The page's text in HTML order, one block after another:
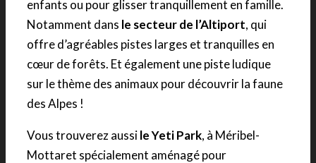
enfants ou pour glisser tranquillement en famille.
Notamment dans le secteur de l’Altiport, qui
offre d’agréables pistes larges et tranquilles en
cœur de forêts. Et également une piste ludique
sur le thème des animaux pour découvrir la faune
des Alpes !
Vous trouverez aussile Yeti Park, à Méribel-
Mottaret spécialement aménagé pour